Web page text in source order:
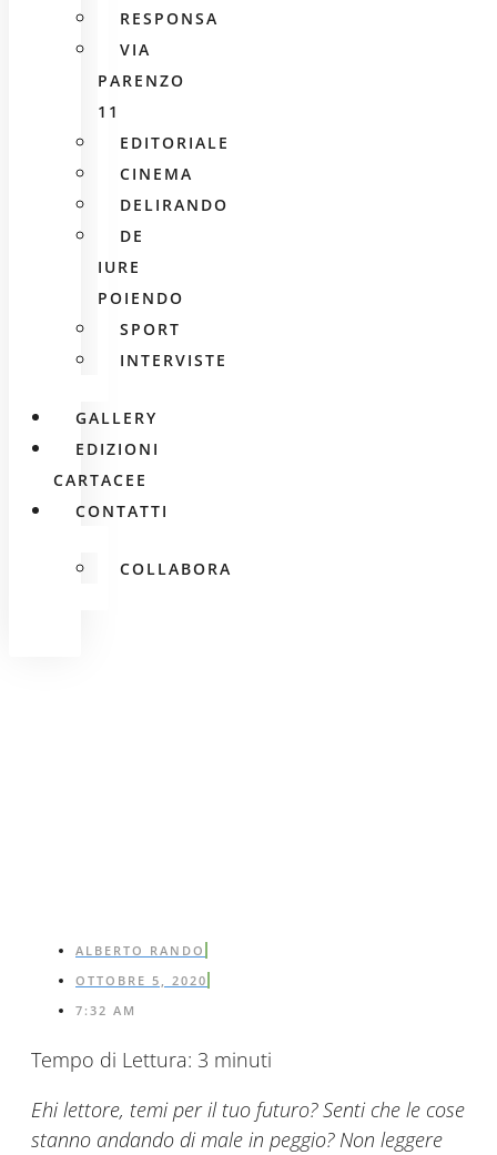
RESPONSA
VIA
PARENZO
11
EDITORIALE
CINEMA
DELIRANDO
DE
IURE
POIENDO
SPORT
INTERVISTE
GALLERY
EDIZIONI
CARTACEE
CONTATTI
COLLABORA
ALBERTO RANDO
OTTOBRE 5, 2020
7:32 AM
Tempo di Lettura: 3 minuti
Ehi lettore, temi per il tuo futuro? Senti che le cose
stanno andando di male in peggio? Non leggere